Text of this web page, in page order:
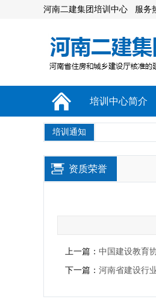
河南二建集团培训中心 服务
培训中心简介
培训通知
资质荣誉
上一篇： 中国建设教育
下一篇： 河南省建设行